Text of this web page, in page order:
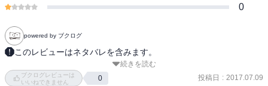
0
powered by ブクログ
このレビューはネタバレを含みます。
苛烈さを増す、“対潜の鬼”立石の攻撃。何者とも知れない“米俵”たち
のため、伊-152号艦長・堀田は捨て身の奇策に出た！　戦史に残る
続きを読む
ブクログレビューは
いいねできません
0 投稿日 : 2017.07.09